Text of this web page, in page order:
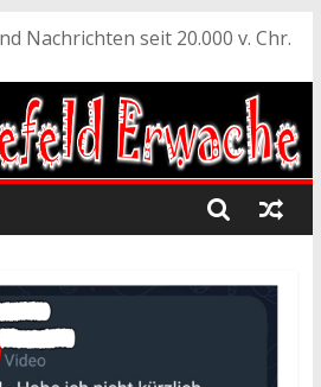
Nachrichten seit 20.000 v. Chr.